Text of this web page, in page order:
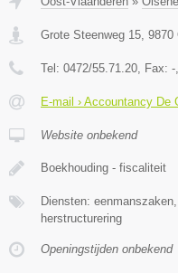
Grote Steenweg 15 9870
Tel: 0472/55.71.20 , Fax: -
E-mail › Accountancy De
Website onbekend
Boekhouding - fiscaliteit
Diensten:
herstructurering
Openingstijden onbekend